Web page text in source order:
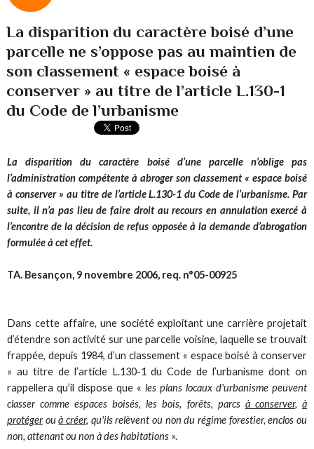
La disparition du caractère boisé d’une
parcelle ne s’oppose pas au maintien de
son classement « espace boisé à
conserver » au titre de l’article L.130-1
du Code de l’urbanisme
La disparition du caractère boisé d’une parcelle n’oblige pas
l’administration compétente à abroger son classement « espace boisé
à conserver » au titre de l’article L.130-1 du Code de l’urbanisme. Par
suite, il n’a pas lieu de faire droit au recours en annulation exercé à
l’encontre de la décision de refus opposée à la demande d’abrogation
formulée à cet effet.
TA. Besançon, 9 novembre 2006, req. n°05-00925
Dans cette affaire, une société exploitant une carrière projetait
d’étendre son activité sur une parcelle voisine, laquelle se trouvait
frappée, depuis 1984, d’un classement « espace boisé à conserver
» au titre de l’article L.130-1 du Code de l’urbanisme dont on
rappellera qu’il dispose que « les plans locaux d'urbanisme peuvent
classer comme espaces boisés, les bois, forêts, parcs à conserver, à
protégerouà créer, qu'ils relèvent ou non du régime forestier, enclos ou
non, attenant ou non à des habitations ».